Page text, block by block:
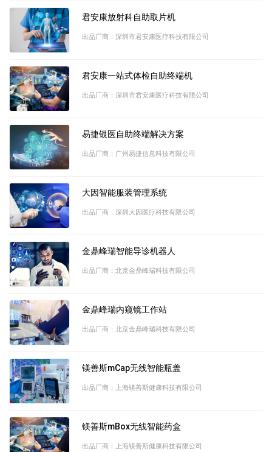
君安康放射科自助取片机
出品厂商：深圳市君安康医疗科技有限公司
君安康一站式体检自助终端机
出品厂商：深圳市君安康医疗科技有限公司
易捷银医自助终端解决方案
出品厂商：广州易捷信息科技有限公司
大因智能服装管理系统
出品厂商：深圳大因医疗科技有限公司
金鼎峰瑞智能导诊机器人
出品厂商：北京金鼎峰瑞科技有限公司
金鼎峰瑞内窥镜工作站
出品厂商：北京金鼎峰瑞科技有限公司
镁善斯mCap无线智能瓶盖
出品厂商：上海镁善斯健康科技有限公司
镁善斯mBox无线智能药盒
出品厂商：上海镁善斯健康科技有限公司